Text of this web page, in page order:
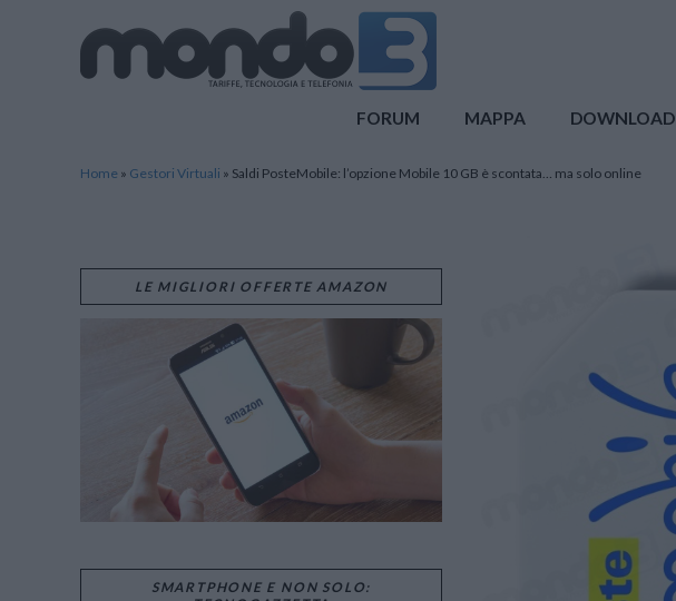
FORUM MAPPA DOWNLOAD
Home » Gestori Virtuali » Saldi PosteMobile: l’opzione Mobile 10 GB è scontata… ma solo online
LE MIGLIORI OFFERTE AMAZON
SMARTPHONE E NON SOLO: